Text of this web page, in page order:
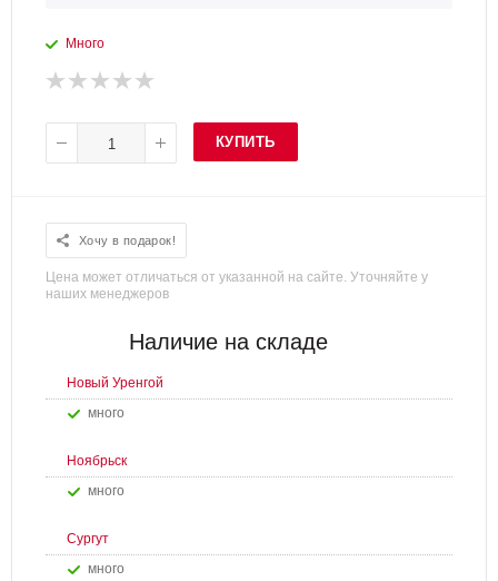
Много
КУПИТЬ
Хочу в подарок!
Цена может отличаться от указанной на сайте. Уточняйте у
наших менеджеров
Наличие на складе
Новый Уренгой
Много
Ноябрьск
Много
Сургут
Много